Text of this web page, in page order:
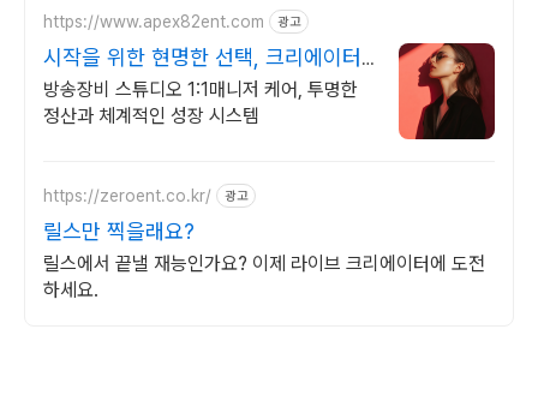
https://www.apex82ent.com 광고
시작을 위한 현명한 선택, 크리에이터,
BJ 상시 모집
방송장비 스튜디오 1:1매니저 케어, 투명한
정산과 체계적인 성장 시스템
https://zeroent.co.kr/ 광고
릴스만 찍을래요?
릴스에서 끝낼 재능인가요? 이제 라이브 크리에이터에 도전
하세요.